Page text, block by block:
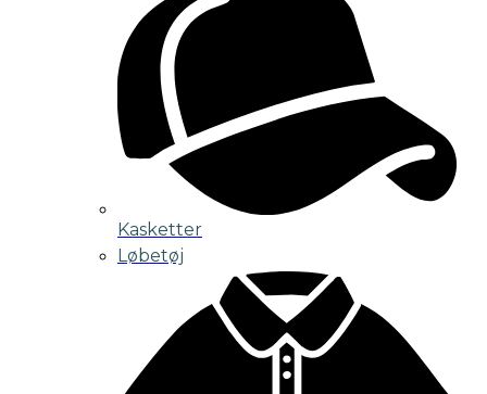
Kasketter
Løbetøj